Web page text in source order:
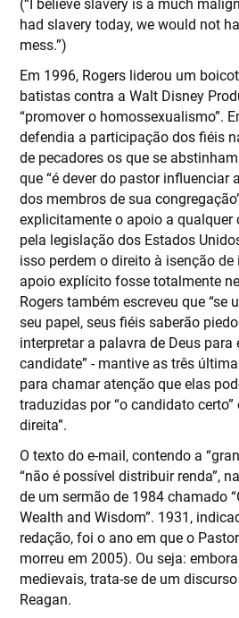
had slavery today, we would not
mess.”)
Em 1996, Rogers liderou um
batistas contra a Walt Disney
“promover o homossexualismo”.
defendia a participação dos fiéis
de pecadores os que se
que “é dever do pastor influenciar
dos membros de sua
explicitamente o apoio a qualquer
pela legislação dos Estados
isso perdem o direito à isenção
apoio explícito fosse totalmente
Rogers também escreveu que “se
seu papel, seus fiéis saberão
interpretar a palavra de Deus para
candidate” - mantive as três
para chamar atenção que elas
traduzidas por “o candidato
direita”.
O texto do e-mail, contendo a
“não é possível distribuir renda”,
de um sermão de 1984 chamado
Wealth and Wisdom”. 1931,
redação, foi o ano em que o
morreu em 2005). Ou seja:
medievais, trata-se de um
Reagan.